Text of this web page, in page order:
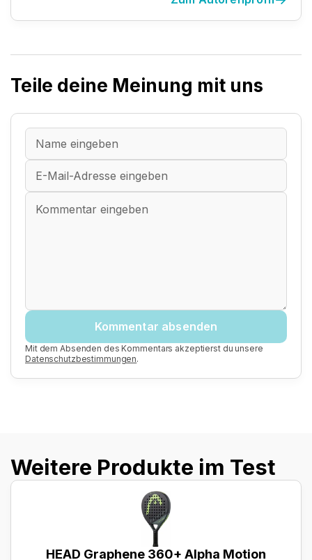
Teile deine Meinung mit uns
Mit dem Absenden des Kommentars akzeptierst du unsere
Datenschutzbestimmungen.
Kommentar absenden
Weitere Produkte im Test
HEAD Graphene 360+ Alpha Motion